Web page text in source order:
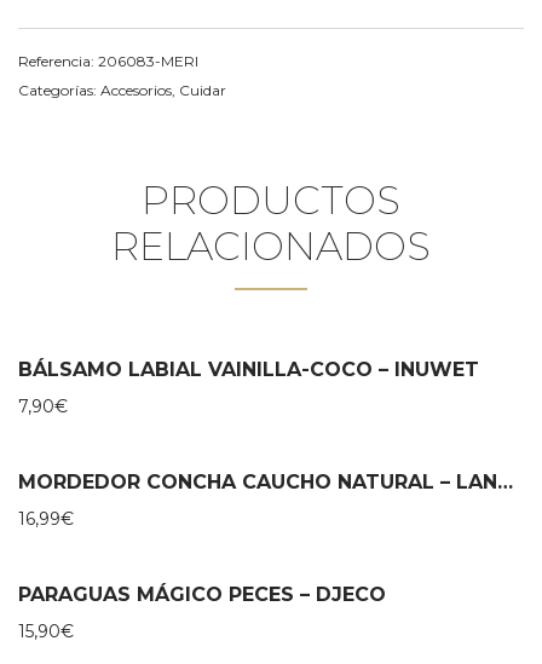
Referencia: 206083-MERI
Categorías: Accesorios Cuidar
PRODUCTOS
RELACIONADOS
BÁLSAMO LABIAL VAINILLA-COCO – INUWET
7,90€
MORDEDOR CONCHA CAUCHO NATURAL – LANCO
16,99€
PARAGUAS MÁGICO PECES – DJECO
15,90€